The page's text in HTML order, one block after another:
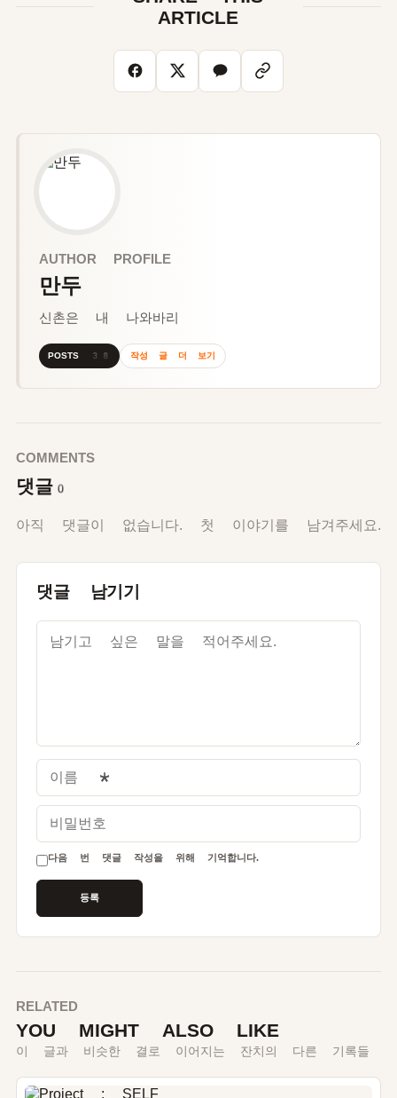
ARTICLE
AUTHOR PROFILE
만두
신촌은 내 나와바리
POSTS 38 작성 글 더 보기
COMMENTS
댓글 0
아직 댓글이 없습니다. 첫 이야기를 남겨주세요.
댓글 남기기
이름
비밀번호
다음 번 댓글 작성을 위해 기억합니다.
RELATED
YOU MIGHT ALSO LIKE
이 글과 비슷한 결로 이어지는 잔치의 다른 기록들